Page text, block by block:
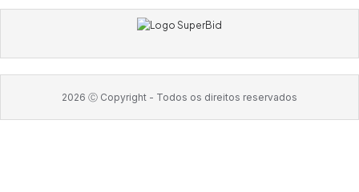
2026 Ⓒ Copyright - Todos os direitos reservados